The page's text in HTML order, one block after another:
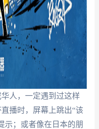
人，一定遇到过这样
播时，屏幕上跳出“该
示；或者像在日本的朋